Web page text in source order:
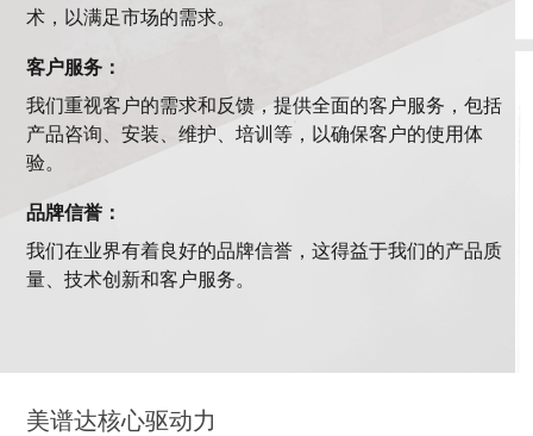
术，以满足市场的需求。
客户服务：
我们重视客户的需求和反馈，提供全面的客户服务，包括
产品咨询、安装、维护、培训等，以确保客户的使用体
验。
品牌信誉：
我们在业界有着良好的品牌信誉，这得益于我们的产品质
量、技术创新和客户服务。
美谱达核心驱动力